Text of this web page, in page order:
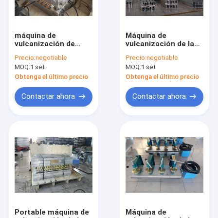
Hogar
Productos
máquina de
vulcanización de
transportadora de
1600m m con los
haces de la aleación
de aluminio
Precio:negotiable
MOQ:1 set
Obtenga el último precio
Contactar ahora
Máquina de
vulcanización de la
correa de goma
eléctrica que articula
la máquina
Precio:negotiable
MOQ:1 set
Obtenga el último precio
Contactar ahora
Portable máquina de
Máquina de